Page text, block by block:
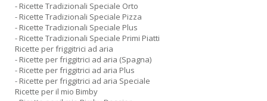
- Ricette Tradizionali Speciale Orto
- Ricette Tradizionali Speciale Pizza
- Ricette Tradizionali Speciale Plus
- Ricette Tradizionali Speciale Primi Piatti
Ricette per friggitrici ad aria
- Ricette per friggitrici ad aria (Spagna)
- Ricette per friggitrici ad aria Plus
- Ricette per friggitrici ad aria Speciale
Ricette per il mio Bimby